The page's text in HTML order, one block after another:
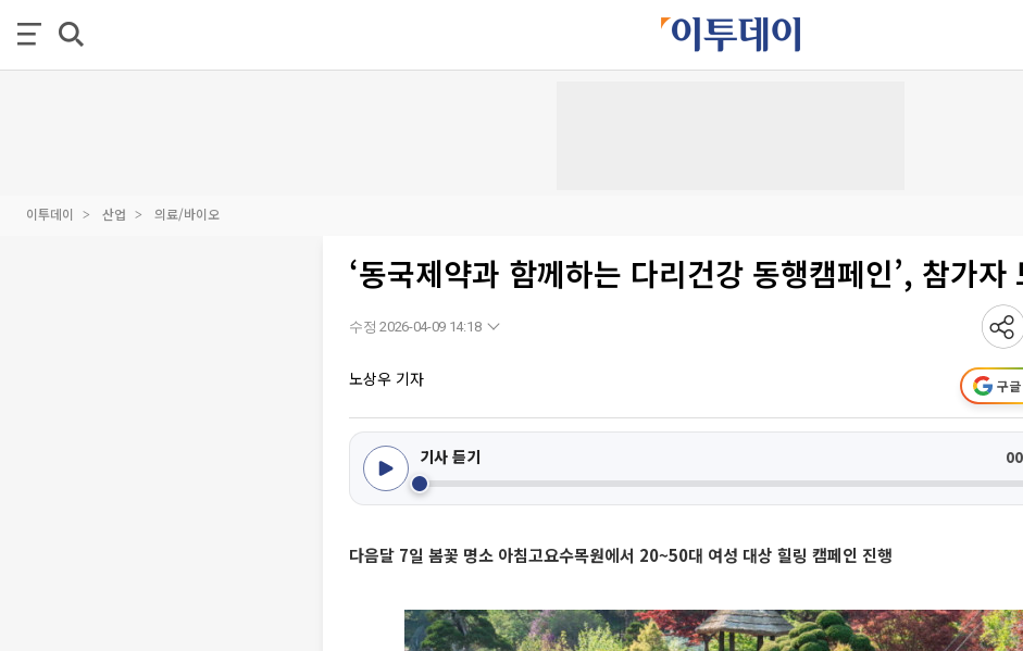
이투데이 산업 의료/바이오
‘동국제약과 함께하는 다리건강 동행캠페인’, 참가자
수정 2026-04-09 14:18
노상우 기자 구
기사 듣기
다음달 7일 봄꽃 명소 아침고요수목원에서 20~50대 여성 대상 힐링 캠페인 진행